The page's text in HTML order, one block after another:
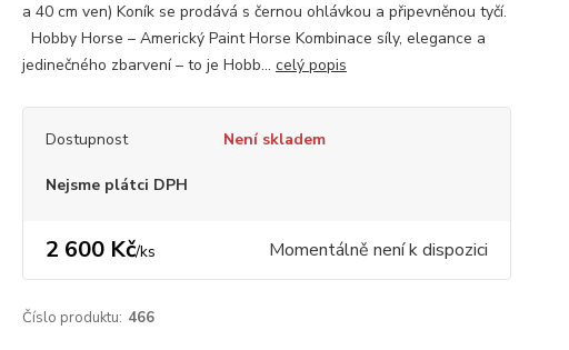
a 40 cm ven) Koník se prodává s černou ohlávkou a připevněnou tyčí.
Hobby Horse – Americký Paint Horse Kombinace síly, elegance a
jedinečného zbarvení – to je Hobb... celý popis
Dostupnost Není skladem
Nejsme plátci DPH
2 600 Kč/ks Momentálně není k dispozici
Číslo produktu: 466